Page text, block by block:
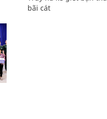
bãi cát